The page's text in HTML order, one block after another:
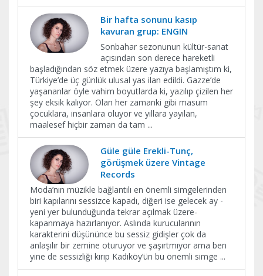
Bir hafta sonunu kasıp
kavuran grup: ENGIN
Sonbahar sezonunun kültür-sanat
açısından son derece hareketli
başladığından söz etmek üzere yazıya başlamıştım ki,
Türkiye’de üç günlük ulusal yas ilan edildi. Gazze’de
yaşananlar öyle vahim boyutlarda ki, yazılıp çizilen her
şey eksik kalıyor. Olan her zamanki gibi masum
çocuklara, insanlara oluyor ve yıllara yayılan,
maalesef hiçbir zaman da tam ...
Güle güle Erekli-Tunç,
görüşmek üzere Vintage
Records
Moda’nın müzikle bağlantılı en önemli simgelerinden
biri kapılarını sessizce kapadı, diğeri ise gelecek ay -
yeni yer bulunduğunda tekrar açılmak üzere-
kapanmaya hazırlanıyor. Aslında kurucularının
karakterini düşününce bu sessiz gidişler çok da
anlaşılır bir zemine oturuyor ve şaşırtmıyor ama ben
yine de sessizliği kırıp Kadıköy’ün bu önemli simge ...